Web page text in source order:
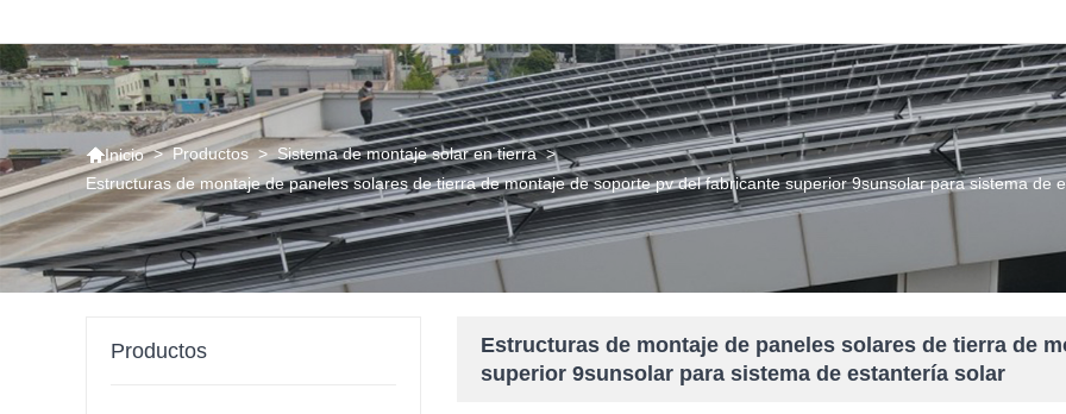
Inicio > Productos > Sistema de montaje solar en tierra >
Estructuras de montaje de paneles solares de tierra de montaje de soporte pv del fabricante superior 9sunsolar para sistema de
Estructuras de montaje de paneles solares de tierra de
superior 9sunsolar para sistema de estantería solar
Productos